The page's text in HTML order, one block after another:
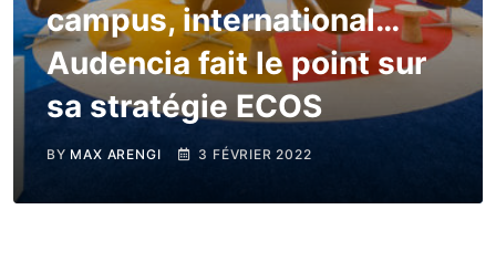
campus, international…
Audencia fait le point sur
sa stratégie ECOS
BY MAX ARENGI 3 FÉVRIER 2022